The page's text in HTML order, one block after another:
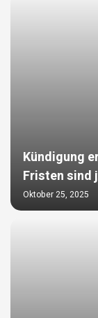
Kündigung
Fristen sind
Oktober 25, 2025